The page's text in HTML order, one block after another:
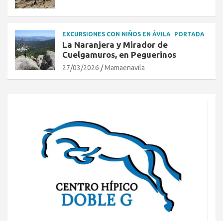
EXCURSIONES CON NIÑOS EN ÁVILA PORTADA
La Naranjera y Mirador de
Cuelgamuros, en Peguerinos
27/03/2026 Mamaenavila